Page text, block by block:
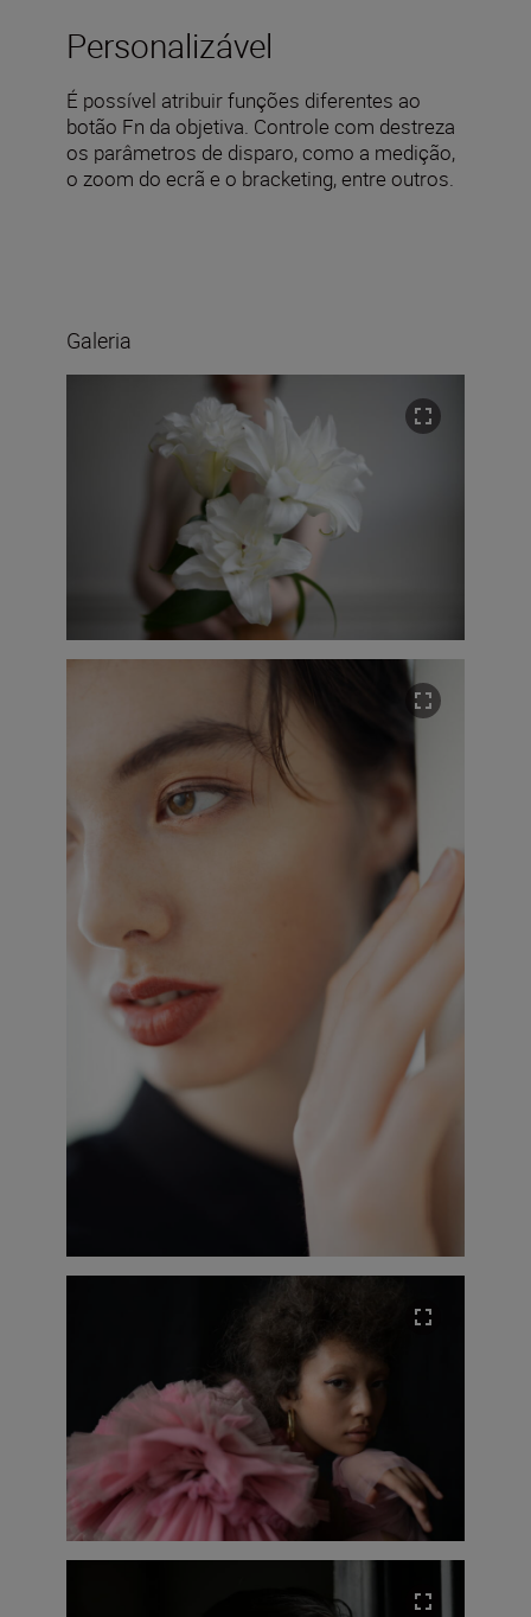
Personalizável
É possível atribuir funções diferentes ao
botão Fn da objetiva. Controle com destreza
os parâmetros de disparo, como a medição,
o zoom do ecrã e o bracketing, entre outros.
Galeria